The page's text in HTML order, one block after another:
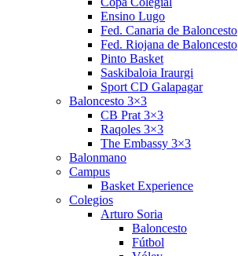
Ensino Lugo
Fed. Canaria de Baloncesto
Fed. Riojana de Baloncesto
Pinto Basket
Saskibaloia Iraurgi
Sport CD Galapagar
Baloncesto 3×3
CB Prat 3×3
Raqoles 3×3
The Embassy 3×3
Balonmano
Campus
Basket Experience
Colegios
Arturo Soria
Baloncesto
Fútbol